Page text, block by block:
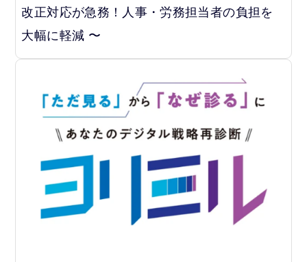
改正対応が急務！人事・労務担当者の負担を
大幅に軽減 〜